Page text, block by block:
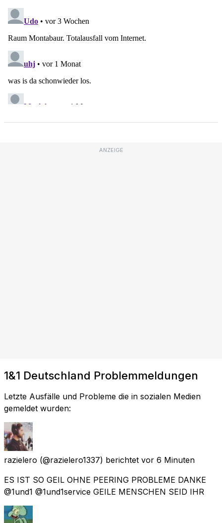
ANZEIGE
1&1 Deutschland Problemmeldungen
Letzte Ausfälle und Probleme die in sozialen Medien
gemeldet wurden:
razielero (@razielero1337) berichtet vor 6 Minuten
ES IST SO GEIL OHNE PEERING PROBLEME DANKE
@1und1 @1und1service GEILE MENSCHEN SEID IHR